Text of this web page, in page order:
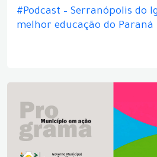
#Podcast – Serranópolis do
melhor educação do Paraná